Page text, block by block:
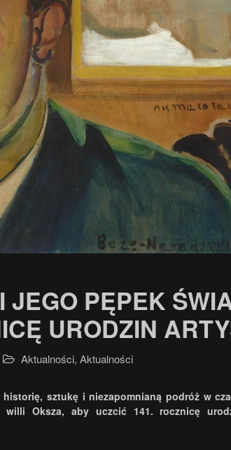
PĘPEK
URODZIN
Aktualności, Aktualności
sztukę i niezapomnianą podróż w
Oksza, aby uczcić 141. rocznicę